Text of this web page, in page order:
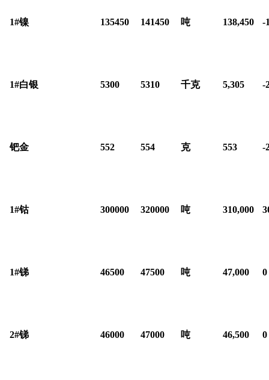
1#镍 135450 141450 吨 138,450 -
1#白银 5300 5310 千克 5,305 -
钯金 552 554 克 553 -
1#钴 300000 320000 吨 310,000
1#锑 46500 47500 吨 47,000 0
2#锑 46000 47000 吨 46,500 0